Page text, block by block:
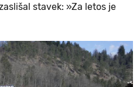
stavek: »Za letos je